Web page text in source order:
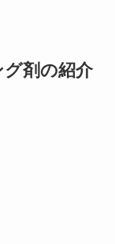
剤の紹介